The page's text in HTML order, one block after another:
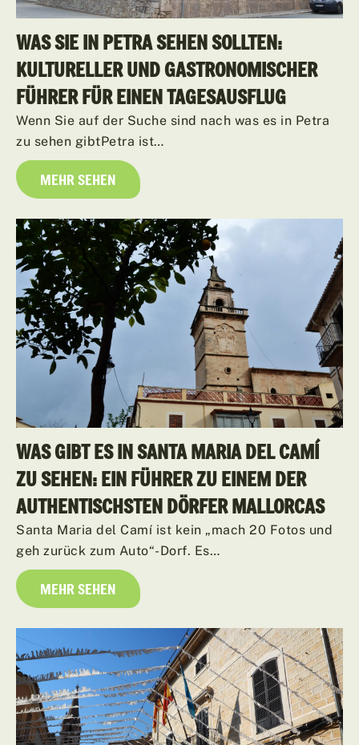
WAS SIE IN PETRA SEHEN SOLLTEN:
KULTURELLER UND GASTRONOMISCHER
FÜHRER FÜR EINEN TAGESAUSFLUG
Wenn Sie auf der Suche sind nach was es in Petra
zu sehen gibtPetra ist…
MEHR SEHEN
WAS GIBT ES IN SANTA MARIA DEL CAMÍ
ZU SEHEN: EIN FÜHRER ZU EINEM DER
AUTHENTISCHSTEN DÖRFER MALLORCAS
Santa Maria del Camí ist kein „mach 20 Fotos und
geh zurück zum Auto“-Dorf. Es…
MEHR SEHEN